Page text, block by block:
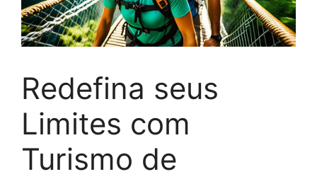
Redefina seus
Limites com
Turismo de